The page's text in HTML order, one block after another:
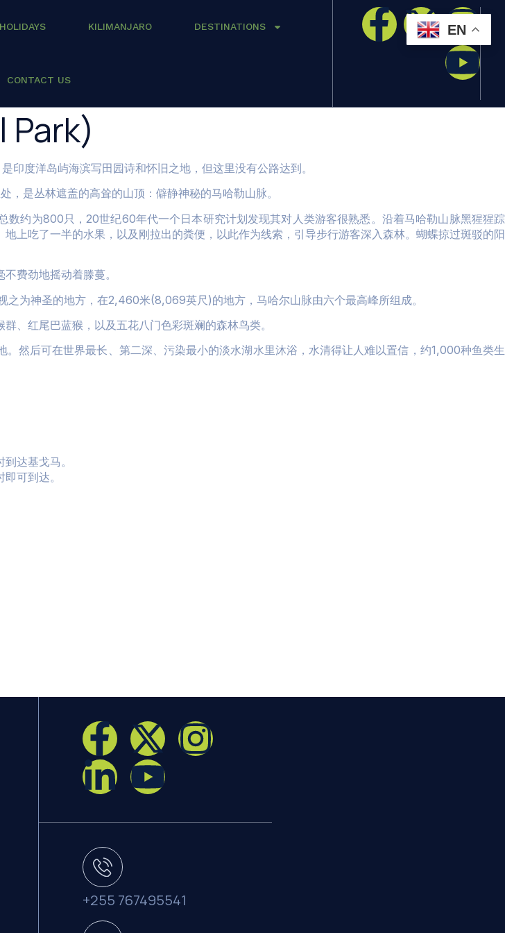
KILIMANJARO DESTINATIONS
CONTACT US
印度洋岛屿海滨写田园诗和怀旧之地，但这里没有公路达到。
，是丛林遮盖的高耸的山顶：僻静神秘的马哈勒山脉。
数约为800 只， 20世纪60年代一个日本研究计划发现其对人类游客很熟悉。沿着马哈勒山脉黑猩猩踪
上吃了一半的水果，以及刚拉出的粪便，以此作为线索，引导步行游客深入森林。蝴蝶掠过斑驳的阳
费劲地摇动着滕蔓。
之为神圣的地方，在2,460米(8,069英尺 )的地方，马哈尔山脉由六个最高峰所组成。
、红尾巴蓝猴，以及五花八门色彩斑斓的森林鸟类。
然后可在世界最长、第二深、污染最小的淡水湖水里沐浴，水清得让人难以置信，约1,000种鱼类生
达基戈马。
可到达。
+255 767495541
EN